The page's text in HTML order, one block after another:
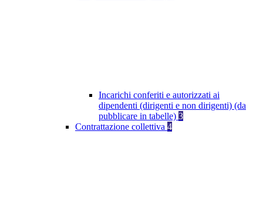
Incarichi conferiti e autorizzati ai
dipendenti (dirigenti e non dirigenti) (da
pubblicare in tabelle) 3
Contrattazione collettiva 4